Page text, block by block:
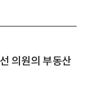
의원의 부동산